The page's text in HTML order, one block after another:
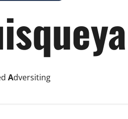
Adversiting